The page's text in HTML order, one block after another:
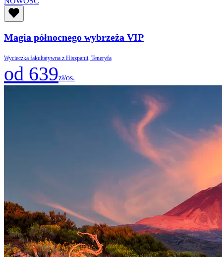
Magia północnego wybrzeża VIP
Wycieczka fakultatywna z Hiszpanii, Teneryfa
od 639zł/os.